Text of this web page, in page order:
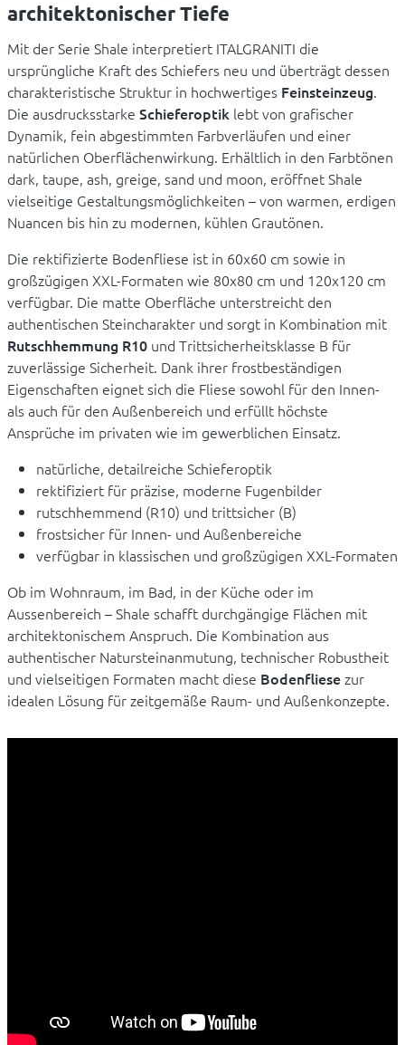
architektonischer Tiefe
Mit der Serie Shale interpretiert ITALGRANITI die
ursprüngliche Kraft des Schiefers neu und überträgt dessen
charakteristische Struktur in hochwertiges Feinsteinzeug.
Die ausdrucksstarke Schieferoptik lebt von grafischer
Dynamik, fein abgestimmten Farbverläufen und einer
natürlichen Oberflächenwirkung. Erhältlich in den Farbtönen
dark, taupe, ash, greige, sand und moon, eröffnet Shale
vielseitige Gestaltungsmöglichkeiten – von warmen, erdigen
Nuancen bis hin zu modernen, kühlen Grautönen.
Die rektifizierte Bodenfliese ist in 60x60 cm sowie in
großzügigen XXL-Formaten wie 80x80 cm und 120x120 cm
verfügbar. Die matte Oberfläche unterstreicht den
authentischen Steincharakter und sorgt in Kombination mit
Rutschhemmung R10 und Trittsicherheitsklasse B für
zuverlässige Sicherheit. Dank ihrer frostbeständigen
Eigenschaften eignet sich die Fliese sowohl für den Innen-
als auch für den Außenbereich und erfüllt höchste
Ansprüche im privaten wie im gewerblichen Einsatz.
natürliche, detailreiche Schieferoptik
rektifiziert für präzise, moderne Fugenbilder
rutschhemmend (R10) und trittsicher (B)
frostsicher für Innen- und Außenbereiche
verfügbar in klassischen und großzügigen XXL-Formaten
Ob im Wohnraum, im Bad, in der Küche oder im
Aussenbereich – Shale schafft durchgängige Flächen mit
architektonischem Anspruch. Die Kombination aus
authentischer Natursteinanmutung, technischer Robustheit
und vielseitigen Formaten macht diese Bodenfliesezur
idealen Lösung für zeitgemäße Raum- und Außenkonzepte.